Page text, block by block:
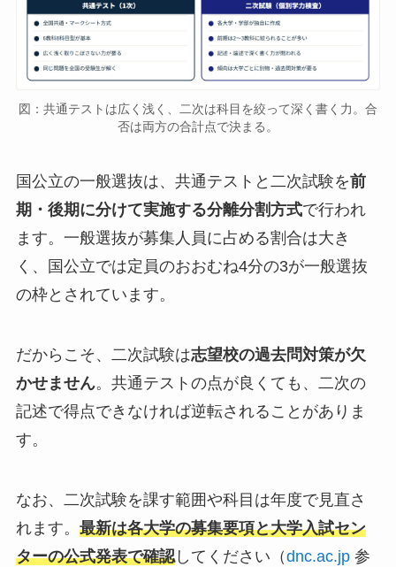
図：共通テストは広く浅く、二次は科目を絞って深く書く力。合
否は両方の合計点で決まる。
国公立の一般選抜は、共通テストと二次試験を前
期・後期に分けて実施する分離分割方式で行われ
ます。一般選抜が募集人員に占める割合は大き
く、国公立では定員のおおむね4分の3が一般選抜
の枠とされています。
だからこそ、二次試験は志望校の過去問対策が欠
かせません。共通テストの点が良くても、二次の
記述で得点できなければ逆転されることがありま
す。
なお、二次試験を課す範囲や科目は年度で見直さ
れます。 最新は各大学の募集要項と大学入試セン
ターの公式発表で確認してください（dnc.ac.jp参